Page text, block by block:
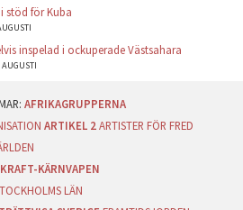
stöd för Kuba
inspelad i ockuperade Västsahara
AUGUSTI
AFRIKAGRUPPERNA
ARTIKEL 2 ARTISTER FÖR FRED
KÄRNVAPEN
LÄN